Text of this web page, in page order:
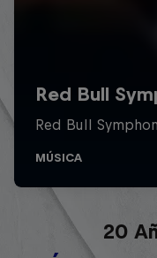
Red Bull
20